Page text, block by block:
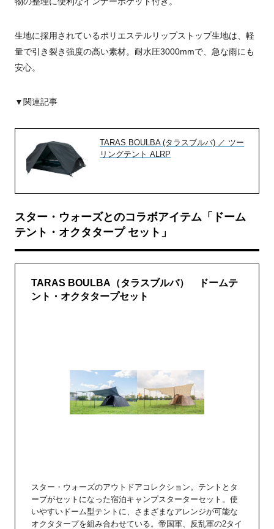
生地に採用されているポリエステルリップストップ生地は、軽
量で引き裂き強度の高い素材。耐水圧3000mmで、急な雨にも
安心。
▼関連記事
TARAS BOULBA (タラスブルバ) ／ ツー
リングテント ALRP
スター・ウォーズとのコラボアイテム「ドーム
テント・オクタタープ セット」
TARAS BOULBA（タラスブルバ） ドームテ
ント・オクタタープセット
スター・ウォーズのアウトドアコレクション。テントとタ
ープがセットになった宿泊キャンプスターターセット。使
いやすいドーム型テントに、さまざまなアレンジが可能な
オクタタープを組み合わせている。帝国軍、反乱軍の2タイ